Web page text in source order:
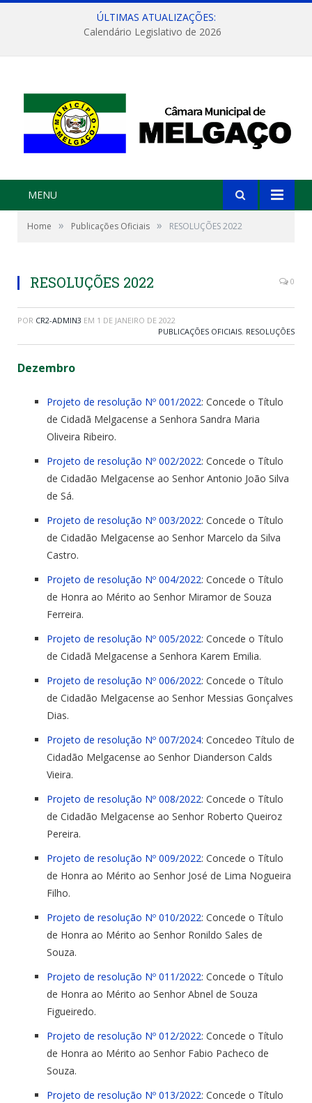
ÚLTIMAS ATUALIZAÇÕES:
Calendário Legislativo de 2026
MENU
Home » Publicações Oficiais » RESOLUÇÕES 2022
RESOLUÇÕES 2022 0
POR CR2-ADMIN3 EM 1 DE JANEIRO DE 2022
PUBLICAÇÕES OFICIAIS, RESOLUÇÕES
Dezembro
Projeto de resolução Nº 001/2022: Concede o Título
de Cidadã Melgacense a Senhora Sandra Maria
Oliveira Ribeiro.
Projeto de resolução Nº 002/2022: Concede o Título
de Cidadão Melgacense ao Senhor Antonio João Silva
de Sá.
Projeto de resolução Nº 003/2022: Concede o Título
de Cidadão Melgacense ao Senhor Marcelo da Silva
Castro.
Projeto de resolução Nº 004/2022: Concede o Título
de Honra ao Mérito ao Senhor Miramor de Souza
Ferreira.
Projeto de resolução Nº 005/2022: Concede o Título
de Cidadã Melgacense a Senhora Karem Emilia.
Projeto de resolução Nº 006/2022: Concede o Título
de Cidadão Melgacense ao Senhor Messias Gonçalves
Dias.
Projeto de resolução Nº 007/2024: Concedeo Título de
Cidadão Melgacense ao Senhor Dianderson Calds
Vieira.
Projeto de resolução Nº 008/2022: Concede o Título
de Cidadão Melgacense ao Senhor Roberto Queiroz
Pereira.
Projeto de resolução Nº 009/2022: Concede o Título
de Honra ao Mérito ao Senhor José de Lima Nogueira
Filho.
Projeto de resolução Nº 010/2022: Concede o Título
de Honra ao Mérito ao Senhor Ronildo Sales de
Souza.
Projeto de resolução Nº 011/2022: Concede o Título
de Honra ao Mérito ao Senhor Abnel de Souza
Figueiredo.
Projeto de resolução Nº 012/2022: Concede o Título
de Honra ao Mérito ao Senhor Fabio Pacheco de
Souza.
Projeto de resolução Nº 013/2022: Concede o Título